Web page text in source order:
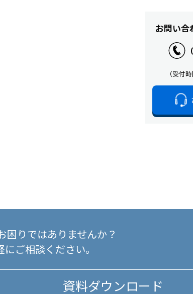
お問い合
（受付
困りではありませんか？
ご相談ください。
資料ダウンロード